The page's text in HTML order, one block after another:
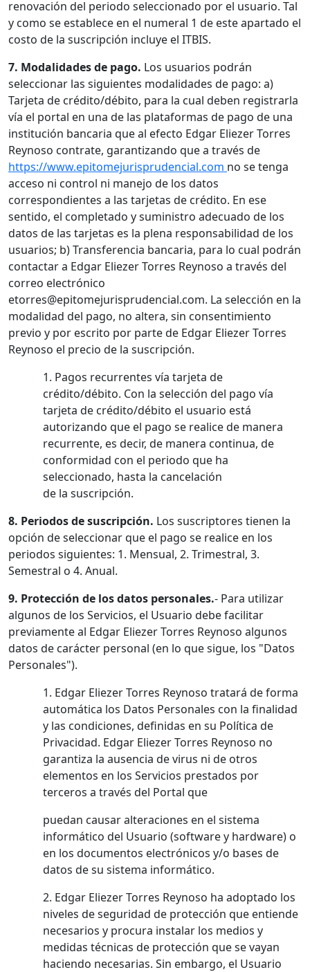
renovación del periodo seleccionado por el usuario. Tal
y como se establece en el numeral 1 de este apartado el
costo de la suscripción incluye el ITBIS.
7. Modalidades de pago. Los usuarios podrán
seleccionar las siguientes modalidades de pago: a)
Tarjeta de crédito/débito, para la cual deben registrarla
vía el portal en una de las plataformas de pago de una
institución bancaria que al efecto Edgar Eliezer Torres
Reynoso contrate, garantizando que a través de
https://www.epitomejurisprudencial.com no se tenga
acceso ni control ni manejo de los datos
correspondientes a las tarjetas de crédito. En ese
sentido, el completado y suministro adecuado de los
datos de las tarjetas es la plena responsabilidad de los
usuarios; b) Transferencia bancaria, para lo cual podrán
contactar a Edgar Eliezer Torres Reynoso a través del
correo electrónico
etorres@epitomejurisprudencial.com. La selección en la
modalidad del pago, no altera, sin consentimiento
previo y por escrito por parte de Edgar Eliezer Torres
Reynoso el precio de la suscripción.
1. Pagos recurrentes vía tarjeta de
crédito/débito. Con la selección del pago vía
tarjeta de crédito/débito el usuario está
autorizando que el pago se realice de manera
recurrente, es decir, de manera continua, de
conformidad con el periodo que ha
seleccionado, hasta la cancelación
de la suscripción.
8. Periodos de suscripción. Los suscriptores tienen la
opción de seleccionar que el pago se realice en los
periodos siguientes: 1. Mensual, 2. Trimestral, 3.
Semestral o 4. Anual.
9. Protección de los datos personales.- Para utilizar
algunos de los Servicios, el Usuario debe facilitar
previamente al Edgar Eliezer Torres Reynoso algunos
datos de carácter personal (en lo que sigue, los "Datos
Personales").
1. Edgar Eliezer Torres Reynoso tratará de forma
automática los Datos Personales con la finalidad
y las condiciones, definidas en su Política de
Privacidad. Edgar Eliezer Torres Reynoso no
garantiza la ausencia de virus ni de otros
elementos en los Servicios prestados por
terceros a través del Portal que
puedan causar alteraciones en el sistema
informático del Usuario (software y hardware) o
en los documentos electrónicos y/o bases de
datos de su sistema informático.
2. Edgar Eliezer Torres Reynoso ha adoptado los
niveles de seguridad de protección que entiende
necesarios y procura instalar los medios y
medidas técnicas de protección que se vayan
haciendo necesarias. Sin embargo, el Usuario